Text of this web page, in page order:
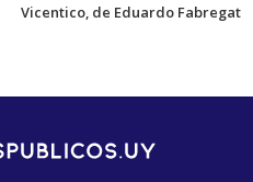
Vicentico, de Eduardo Fabregat